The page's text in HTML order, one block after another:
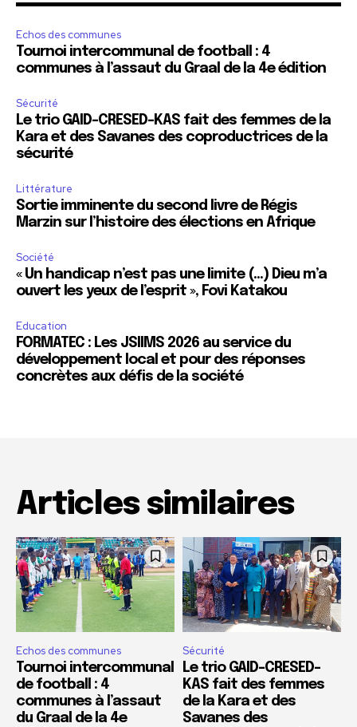
Echos des communes
Tournoi intercommunal de football : 4
communes à l’assaut du Graal de la 4e édition
Sécurité
Le trio GAID-CRESED-KAS fait des femmes de la
Kara et des Savanes des coproductrices de la
sécurité
Littérature
Sortie imminente du second livre de Régis
Marzin sur l’histoire des élections en Afrique
Société
« Un handicap n’est pas une limite (…) Dieu m’a
ouvert les yeux de l’esprit », Fovi Katakou
Education
FORMATEC : Les JSIIMS 2026 au service du
développement local et pour des réponses
concrètes aux défis de la société
Articles similaires
Echos des communes
Tournoi intercommunal
de football : 4
communes à l’assaut
du Graal de la 4e
Sécurité
Le trio GAID-CRESED-
KAS fait des femmes
de la Kara et des
Savanes des